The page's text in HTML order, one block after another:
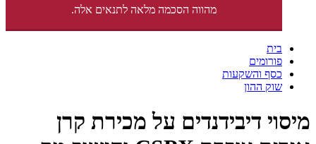
מהווה הסכמה מלאה לתנאים אלה.
בית
פורומים
כסף והשקעות
שוק ההון
מיסוי דיבידנדים על מכירת קרן